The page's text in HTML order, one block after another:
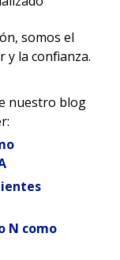
somos el
y la confianza.
nuestro blog
N como